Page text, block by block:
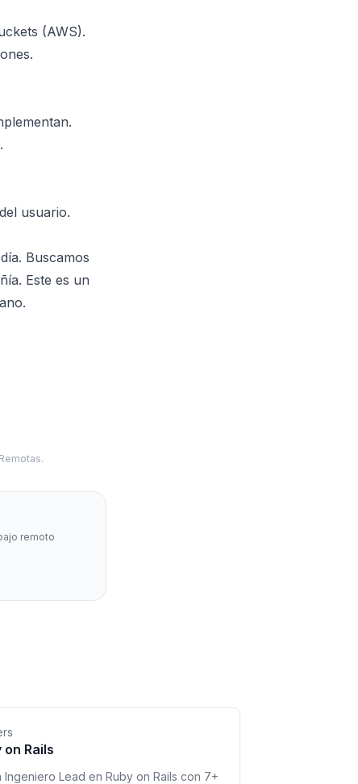
(AWS).
usuario.
Buscamos
Este es un
remoto
on Rails
Lead en Ruby on Rails con 7+